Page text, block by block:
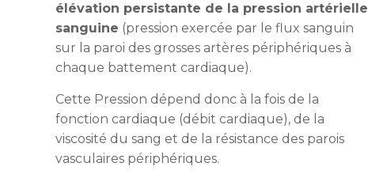
élévation persistante de la pression artérielle
sanguine (pression exercée par le flux sanguin
sur la paroi des grosses artères périphériques à
chaque battement cardiaque).
Cette Pression dépend donc à la fois de la
fonction cardiaque (débit cardiaque), de la
viscosité du sang et de la résistance des parois
vasculaires périphériques.